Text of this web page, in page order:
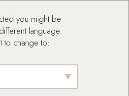
you might be
language.
to change to: